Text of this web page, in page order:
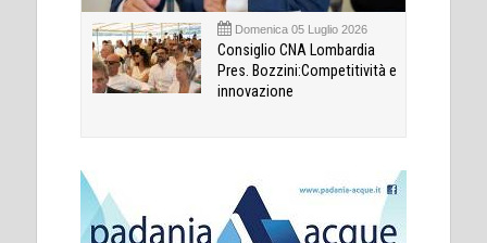
Domenica 05 Luglio 2026
Consiglio CNA Lombardia
Pres. Bozzini:Competitività e
innovazione